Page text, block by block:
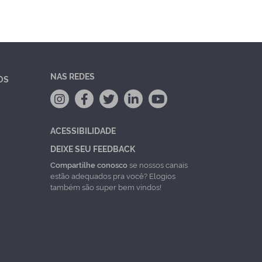
NAS REDES
ACESSIBILIDADE
DEIXE SEU FEEDBACK
Compartilhe conoscose nossos canais
estão adequados pra você? Elogios
também são super bem vindos!